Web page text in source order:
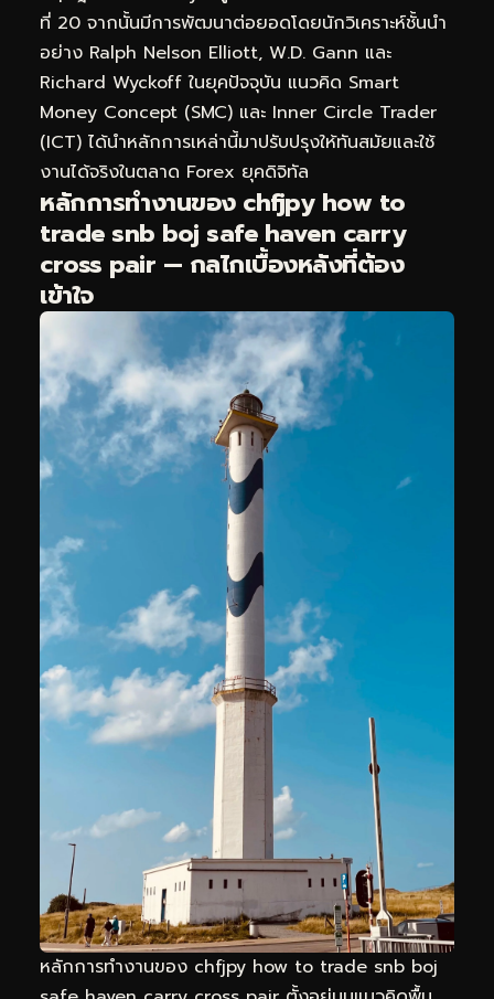
ที่ 20 จากนั้นมีการพัฒนาต่อยอดโดยนักวิเคราะห์ชั้นนำ
อย่าง Ralph Nelson Elliott, W.D. Gann และ
Richard Wyckoff ในยุคปัจจุบัน แนวคิด Smart
Money Concept (SMC) และ Inner Circle Trader
(ICT) ได้นำหลักการเหล่านี้มาปรับปรุงให้ทันสมัยและใช้
งานได้จริงในตลาด Forex ยุคดิจิทัล
หลักการทำงานของ chfjpy how to
trade snb boj safe haven carry
cross pair — กลไกเบื้องหลังที่ต้อง
เข้าใจ
หลักการทำงานของ chfjpy how to trade snb boj